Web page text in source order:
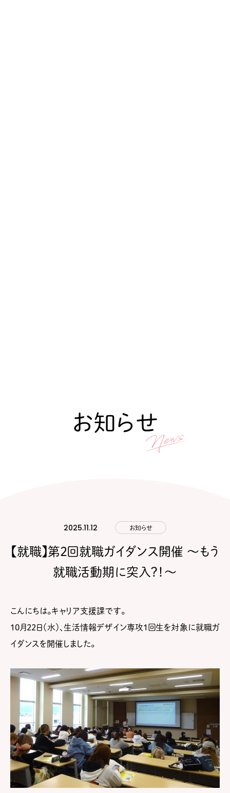
お知らせ
2025.11.12 お知らせ
【就職】第2回就職ガイダンス開催 ～もう
就職活動期に突入？！～
こんにちは。キャリア支援課です。
10月22日（水）、生活情報デザイン専攻１回生を対象に就職ガ
イダンスを開催しました。